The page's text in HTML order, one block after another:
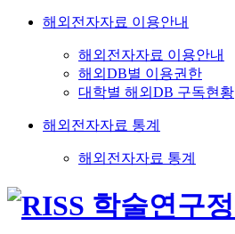
해외전자자료 이용안내
해외전자자료 이용안내
해외DB별 이용권한
대학별 해외DB 구독현황
해외전자자료 통계
해외전자자료 통계